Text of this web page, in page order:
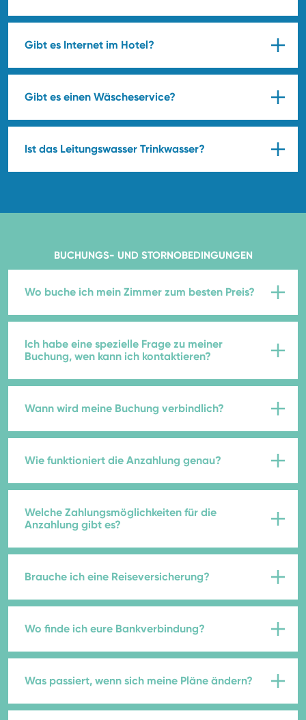
Gibt es Internet im Hotel?
Gibt es einen Wäscheservice?
Ist das Leitungswasser Trinkwasser?
BUCHUNGS- UND STORNOBEDINGUNGEN
Wo buche ich mein Zimmer zum besten Preis?
Ich habe eine spezielle Frage zu meiner
Buchung, wen kann ich kontaktieren?
Wann wird meine Buchung verbindlich?
Wie funktioniert die Anzahlung genau?
Welche Zahlungsmöglichkeiten für die
Anzahlung gibt es?
Brauche ich eine Reiseversicherung?
Wo finde ich eure Bankverbindung?
Was passiert, wenn sich meine Pläne ändern?